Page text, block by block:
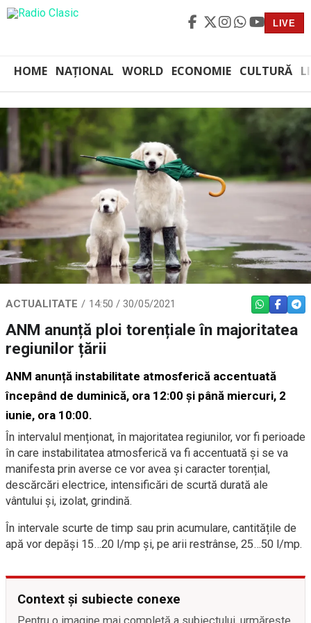
LIVE
HOME NAȚIONAL WORLD ECONOMIE CULTURĂ
ACTUALITATE 14:50 / 30/05/2021 WHATSAPP
ANM anunță ploi torențiale în majoritatea
regiunilor țării
ANM anunță instabilitate atmosferică accentuată
începând de duminică, ora 12:00 și până miercuri, 2
iunie, ora 10:00.
În intervalul menționat, în majoritatea regiunilor, vor fi perioade
în care instabilitatea atmosferică va fi accentuată și se va
manifesta prin averse ce vor avea și caracter torențial,
descărcări electrice, intensificări de scurtă durată ale
vântului și, izolat, grindină.
În intervale scurte de timp sau prin acumulare, cantitățile de
apă vor depăși 15…20 l/mp și, pe arii restrânse, 25…50 l/mp.
Context și subiecte conexe
Pentru o imagine mai completă a subiectului, urmărește